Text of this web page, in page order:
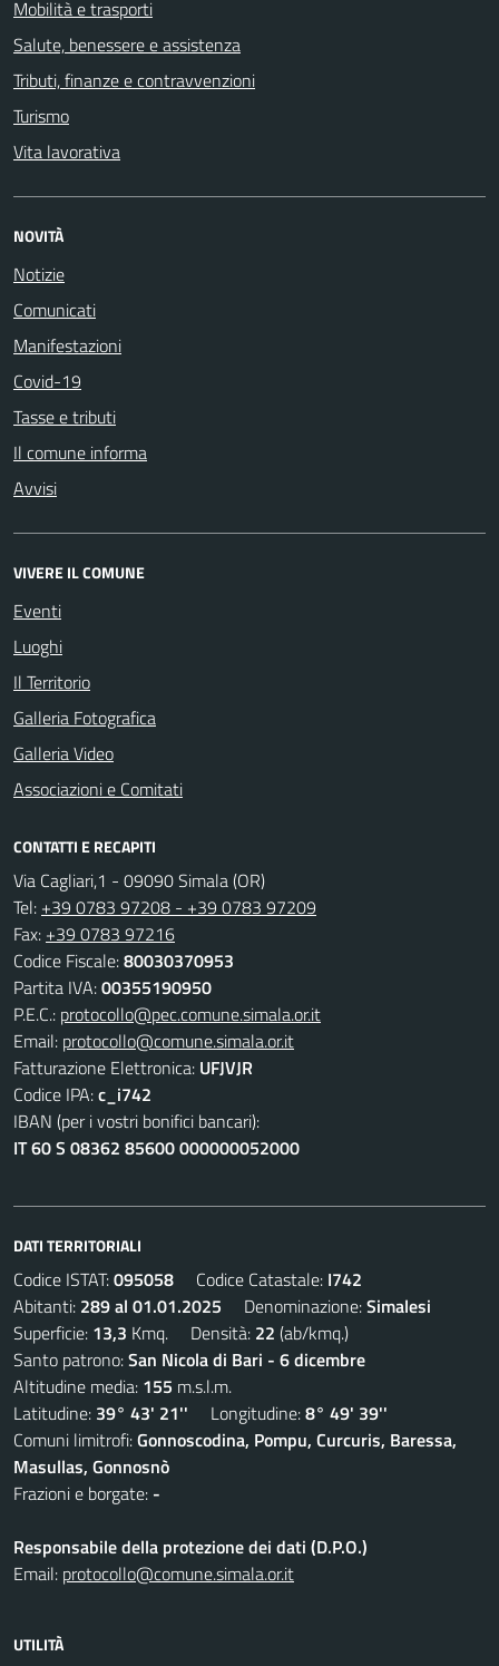
Mobilità e trasporti
Salute, benessere e assistenza
Tributi, finanze e contravvenzioni
Turismo
Vita lavorativa
NOVITÀ
Notizie
Comunicati
Manifestazioni
Covid-19
Tasse e tributi
Il comune informa
Avvisi
VIVERE IL COMUNE
Eventi
Luoghi
Il Territorio
Galleria Fotografica
Galleria Video
Associazioni e Comitati
CONTATTI E RECAPITI
Via Cagliari,1 - 09090 Simala (OR)
Tel: +39 0783 97208 - +39 0783 97209
Fax: +39 0783 97216
Codice Fiscale:80030370953
Partita IVA:00355190950
P.E.C.: protocollo@pec.comune.simala.or.it
Email: protocollo@comune.simala.or.it
Fatturazione Elettronica: UFJVJR
Codice IPA:c_i742
IBAN (per i vostri bonifici bancari):
IT 60 S 08362 85600 000000052000
DATI TERRITORIALI
Codice ISTAT:095058 Codice Catastale: I742
Abitanti: 289 al 01.01.2025 Denominazione:Simalesi
Superficie: 13,3 Kmq. Densità: 22 (ab/kmq.)
Santo patrono:San Nicola di Bari - 6 dicembre
Altitudine media: 155 m.s.l.m.
Latitudine: 39° 43' 21'' Longitudine:8° 49' 39''
Comuni limitrofi:Gonnoscodina, Pompu, Curcuris, Baressa,
Masullas, Gonnosnò
Frazioni e borgate: -
Responsabile della protezione dei dati (D.P.O.)
Email: protocollo@comune.simala.or.it
UTILITÀ